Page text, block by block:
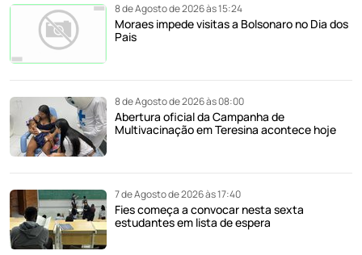
8 de Agosto de 2026 às 15:24
Moraes impede visitas a Bolsonaro no Dia dos
Pais
8 de Agosto de 2026 às 08:00
Abertura oficial da Campanha de
Multivacinação em Teresina acontece hoje
7 de Agosto de 2026 às 17:40
Fies começa a convocar nesta sexta
estudantes em lista de espera